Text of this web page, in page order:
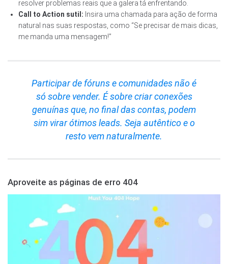
resolver problemas reais que a galera tá enfrentando.
Call to Action sutil: Insira uma chamada para ação de forma
natural nas suas respostas, como “Se precisar de mais dicas,
me manda uma mensagem!”
Participar de fóruns e comunidades não é
só sobre vender. É sobre criar conexões
genuínas que, no final das contas, podem
sim virar ótimos leads. Seja autêntico e o
resto vem naturalmente.
Aproveite as páginas de erro 404